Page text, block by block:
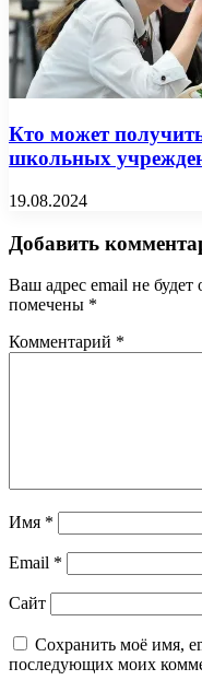
Кто может
школьных
19.08.2024
Добавить
Ваш адрес email не будет
помечены *
Комментарий *
Имя *
Email *
Сайт
Сохранить моё имя,
последующих моих